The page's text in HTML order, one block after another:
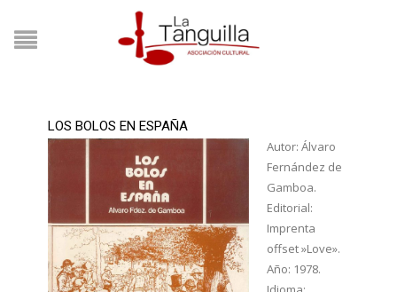
LOS BOLOS EN ESPAÑA
Autor: Álvaro
Fernández de
Gamboa.
Editorial:
Imprenta
offset »Love».
Año: 1978.